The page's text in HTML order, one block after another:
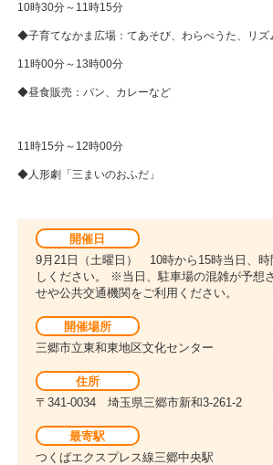
10時30分～11時15分
◆子育てなかま広場：てあそび、わらべうた、リズ
11時00分～13時00分
◆昼食販売：パン、カレーなど
11時15分～12時00分
◆人形劇「三まいのおふだ」
開催日
9月21日（土曜日） 10時から15時当日、時
しください。 ※当日、駐車場の混雑が予想
せや公共交通機関をご利用ください。
開催場所
三郷市立東和東地区文化センター
住所
〒341-0034 埼玉県三郷市新和3-261-2
最寄駅
つくばエクスプレス線三郷中央駅